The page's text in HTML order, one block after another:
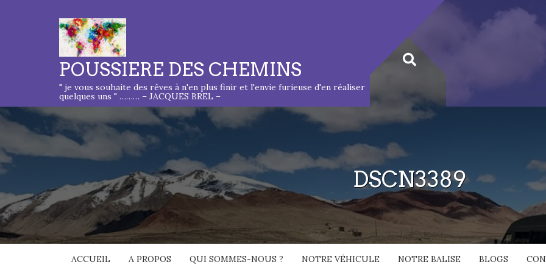
POUSSIERE DES CHEMINS
" je vous souhaite des rêves à n'en plus finir et l'envie furieuse d'en réaliser
quelques uns " ……… – JACQUES BREL –
DSCN3389
ACCUEIL A PROPOS QUI SOMMES-NOUS ? NOTRE VÉHICULE NOTRE BALISE BLOGS